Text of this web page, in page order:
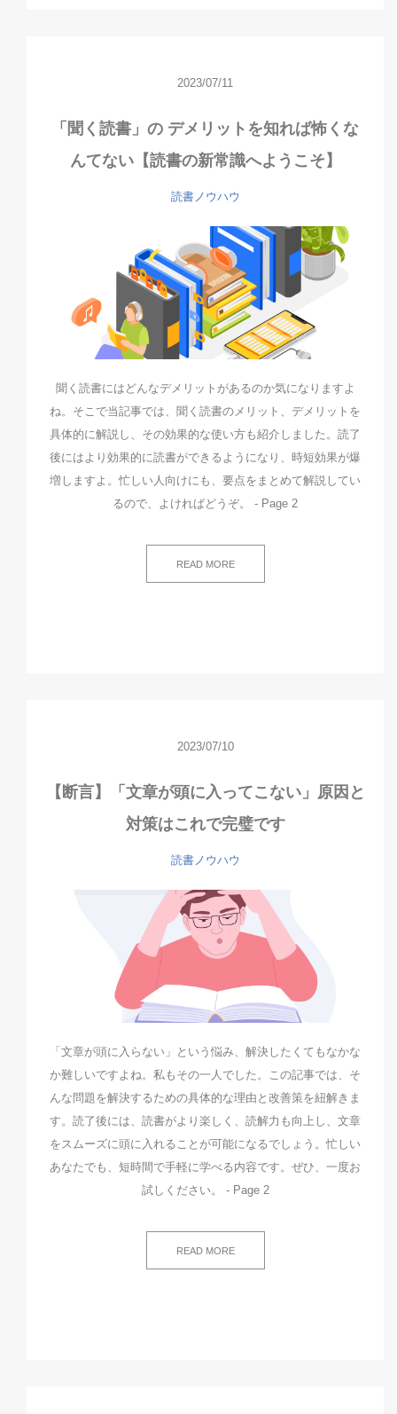
2023/07/11
「聞く読書」の デメリットを知れば怖くな
んてない【読書の新常識へようこそ】
読書ノウハウ
聞く読書にはどんなデメリットがあるのか気になりますよ
ね。そこで当記事では、聞く読書のメリット、デメリットを
具体的に解説し、その効果的な使い方も紹介しました。読了
後にはより効果的に読書ができるようになり、時短効果が爆
増しますよ。忙しい人向けにも、要点をまとめて解説してい
るので、よければどうぞ。 - Page 2
READ MORE
2023/07/10
【断言】「文章が頭に入ってこない」原因と
対策はこれで完璧です
読書ノウハウ
「文章が頭に入らない」という悩み、解決したくてもなかな
か難しいですよね。私もその一人でした。この記事では、そ
んな問題を解決するための具体的な理由と改善策を紐解きま
す。読了後には、読書がより楽しく、読解力も向上し、文章
をスムーズに頭に入れることが可能になるでしょう。忙しい
あなたでも、短時間で手軽に学べる内容です。ぜひ、一度お
試しください。 - Page 2
READ MORE